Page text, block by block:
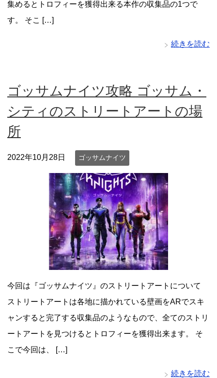
集めるとトロフィーを獲得出来る本作の収集品の1つで
す。 そこ […]
続きを読む
ゴッサムナイツ攻略 ゴッサム・
シティのストリートアートの場
所
2022年10月28日 ゴッサムナイツ
今回は『ゴッサムナイツ』のストリートアートについて
ストリートアートは各地に描かれている壁画をARでスキ
ャンすると完了する収集品のようなもので、全てのストリ
ートアートを見つけるとトロフィーを獲得出来ます。 そ
こで今回は、 […]
続きを読む